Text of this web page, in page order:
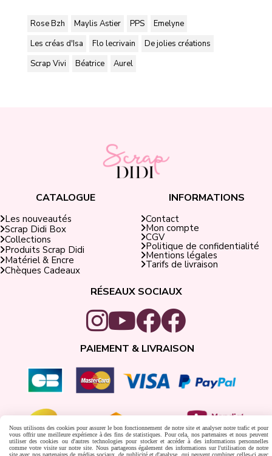
Rose Bzh Maylis Astier PPS
Emelyne
Les créas d'Isa
Flo lecrivain
De jolies créations
Scrap Vivi
Béatrice Aurel
CATALOGUE
Les nouveautés
Scrap Didi Box
Collections
Produits Scrap Didi
Matériel & Encre
Chèques Cadeaux
INFORMATIONS
Contact
Mon compte
CGV
Politique de confidentialité
Mentions légales
Tarifs de livraison
RÉSEAUX SOCIAUX
PAIEMENT & LIVRAISON
Facebook est désactivé. Autoriser
Nous utilisons des cookies pour assurer le bon fonctionnement de notre site et analyser notre trafic et pour
vous offrir une meilleure expérience à des fins de statistiques. Pour cela, nos partenaires et nous peuvent
utiliser des cookies ou d'autres technologies pour stocker et accéder à des informations personnelles
comme votre visite sur notre site. Nous partageons également des informations sur l'utilisation de notre
site avec nos partenaires de médias sociaux, de publicité et d'analyse, qui peuvent combiner celles-ci avec